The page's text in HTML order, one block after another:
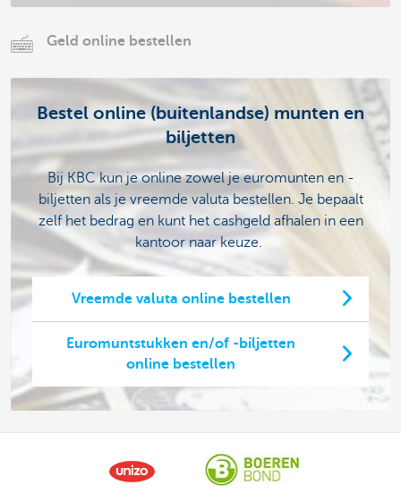
Geld online bestellen
Bestel online (buitenlandse) munten en
biljetten
Bij KBC kun je online zowel je euromunten en -
biljetten als je vreemde valuta bestellen. Je bepaalt
zelf het bedrag en kunt het cashgeld afhalen in een
kantoor naar keuze.
Vreemde valuta online bestellen
Euromuntstukken en/of -biljetten
online bestellen